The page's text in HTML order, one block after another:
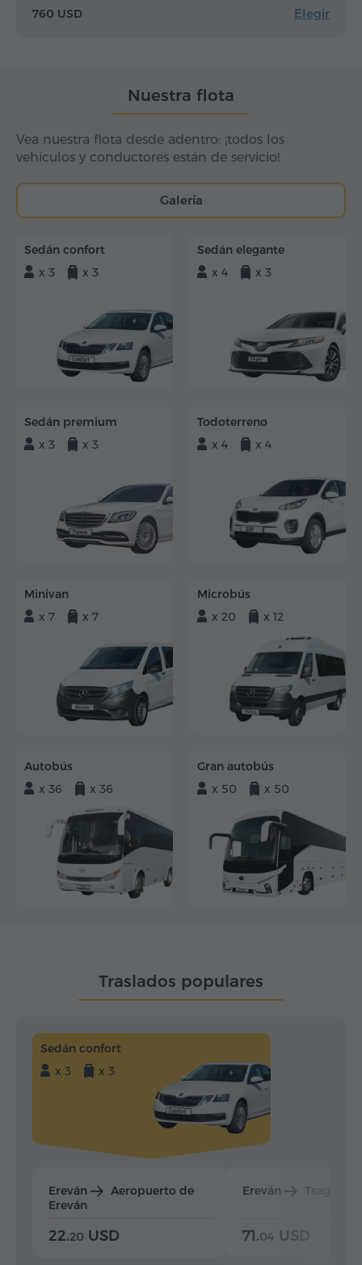
760 USD Elegir
Nuestra flota
Vea nuestra flota desde adentro: ¡todos los
vehículos y conductores están de servicio!
Galería
Sedán confort
x 3
x 3
Sedán elegante
x 4
x 3
Sedán premium
x 3
x 3
Todoterreno
x 4
x 4
Minivan
x 7
x 7
Microbús
x 20
x 12
Autobús
x 36
x 36
Gran autobús
x 50
x 50
Traslados populares
Sedán confort
x 3
x 3
Ereván
Aeropuerto de
Ereván
22.20 USD
Ereván
71.04 USD